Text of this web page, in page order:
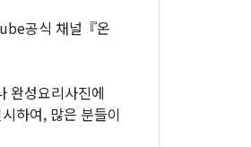
공식 채널『온
완성요리사진에
하여, 많은 분들이